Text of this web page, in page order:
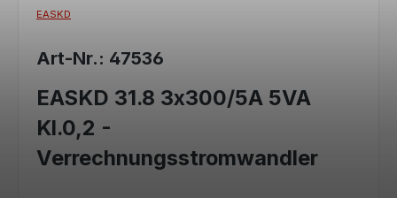
EASKD
Art-Nr.: 47536
EASKD 31.8 3x300/5A 5VA
Kl.0,2 -
Verrechnungsstromwandler